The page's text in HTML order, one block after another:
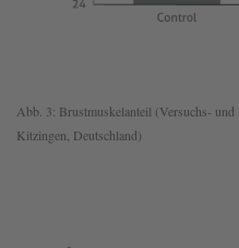
Abb. 3: Brustmuskelanteil (Versuchs-
Kitzingen, Deutschland)